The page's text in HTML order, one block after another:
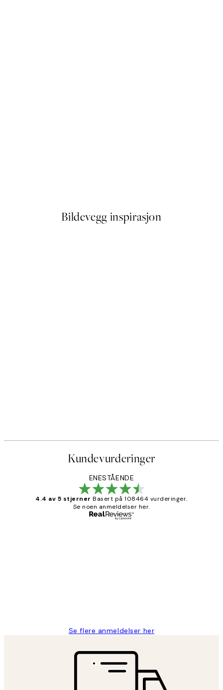
Bildevegg inspirasjon
Kundevurderinger
ENESTÅENDE
4.4 av 5 stjerner Basert på 108464 vurderinger.
Se noen anmeldelser her.
Se flere anmeldelser her